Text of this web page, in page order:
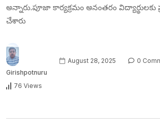
అన్నారు.పూజా కార్యక్రమం అనంతరం విద్యార్థులకు
చేశారు
Girishpotnuru
August 28, 2025 0
76 Views